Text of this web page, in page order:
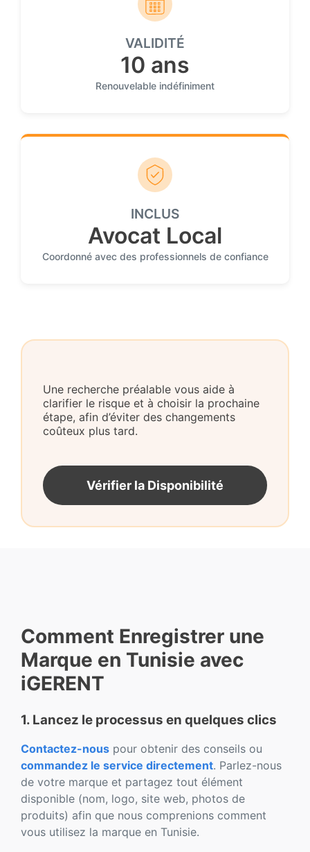
VALIDITÉ
10 ans
Renouvelable indéfiniment
INCLUS
Avocat Local
Coordonné avec des professionnels de confiance
Une recherche préalable vous aide à
clarifier le risque et à choisir la prochaine
étape, afin d’éviter des changements
coûteux plus tard.
Vérifier la Disponibilité
Comment Enregistrer une
Marque en Tunisie avec
iGERENT
1. Lancez le processus en quelques clics
Contactez-nous pour obtenir des conseils ou
commandez le service directement. Parlez-nous
de votre marque et partagez tout élément
disponible (nom, logo, site web, photos de
produits) afin que nous comprenions comment
vous utilisez la marque en Tunisie.